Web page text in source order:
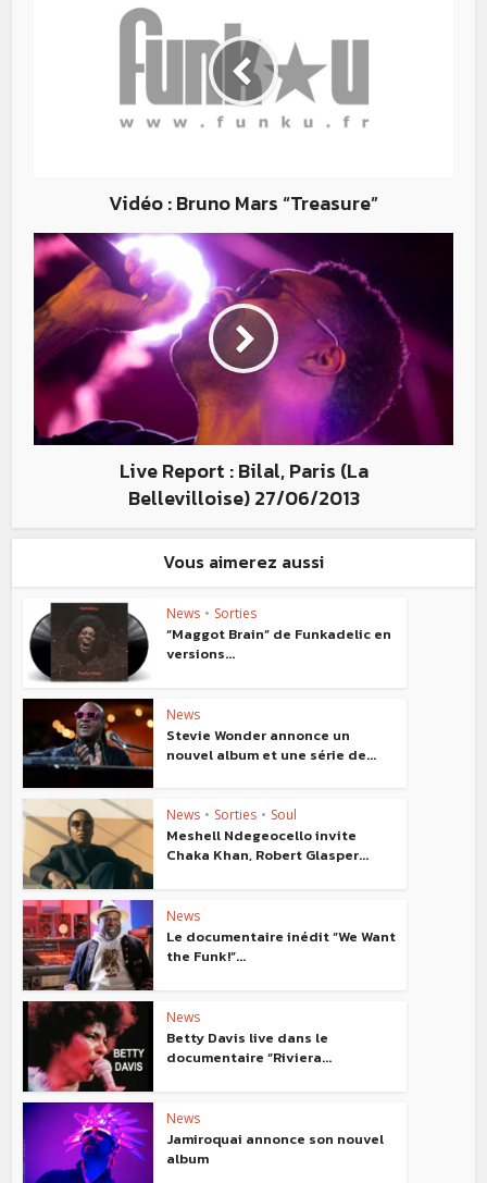
Vidéo : Bruno Mars “Treasure”
Live Report : Bilal, Paris (La
Bellevilloise) 27/06/2013
Vous aimerez aussi
News • Sorties
“Maggot Brain” de Funkadelic en
versions...
News
Stevie Wonder annonce un
nouvel album et une série de...
News • Sorties • Soul
Meshell Ndegeocello invite
Chaka Khan, Robert Glasper...
News
Le documentaire inédit “We Want
the Funk!”...
News
Betty Davis live dans le
documentaire “Riviera...
News
Jamiroquai annonce son nouvel
album